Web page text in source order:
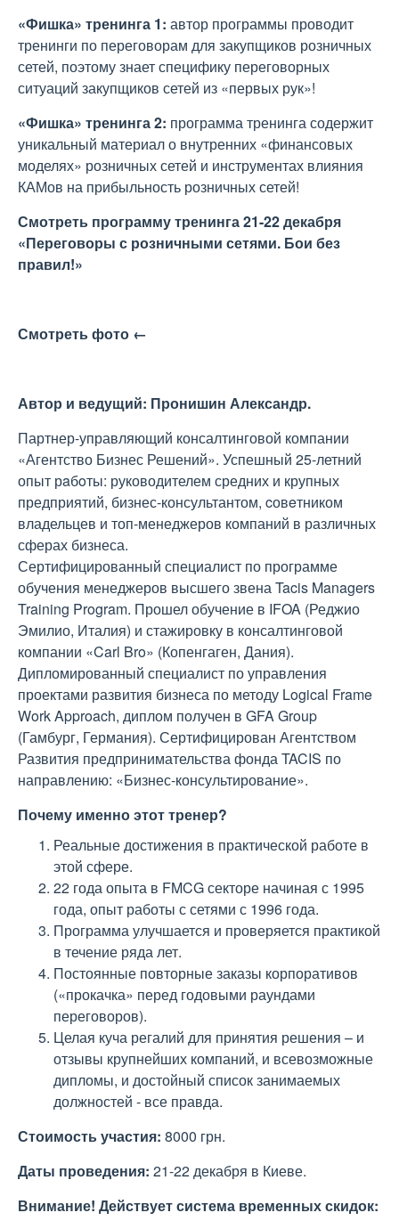
«Фишка» тренинга 1: автор программы проводит
тренинги по переговорам для закупщиков розничных
сетей, поэтому знает специфику переговорных
ситуаций закупщиков сетей из «первых рук»!
«Фишка» тренинга 2: программа тренинга содержит
уникальный материал о внутренних «финансовых
моделях» розничных сетей и инструментах влияния
КАМов на прибыльность розничных сетей!
Смотреть программу тренинга 21-22 декабря
«Переговоры с розничными сетями. Бои без
правил!»
Смотреть фото ←
Автор и ведущий: Пронишин Александр.
Партнер-управляющий консалтинговой компании
«Агентство Бизнес Решений». Успешный 25-летний
опыт рaбoты: руководителем средних и крупных
предприятий, бизнес-консультантом, cовeтником
владельцев и топ-менеджеров компаний в различных
сферах бизнеса.
Сертифицированный специалист по программе
обучения менеджеров высшего звена Tacis Managers
Training Program. Прошел обучение в IFOA (Реджио
Эмилио, Италия) и стажировку в консалтинговой
компании «Carl Bro» (Копенгаген, Дания).
Дипломированный специалист по управления
проектами развития бизнеса по методу Logical Frame
Work Approach, диплом получен в GFA Group
(Гамбург, Германия). Сертифицирован Агентством
Развития предпринимательства фонда TACIS по
направлению: «Бизнес-консультирование».
Почему именно этот тренер?
Реальные достижения в практической работе в
этой сфере.
22 года опыта в FMCG секторе начиная с 1995
года, опыт работы с сетями с 1996 года.
Программа улучшается и проверяется практикой
в течение ряда лет.
Постоянные повторные заказы корпоративов
(«прокачка» перед годовыми раундами
переговоров).
Целая куча регалий для принятия решения – и
отзывы крупнейших компаний, и всевозможные
дипломы, и достойный список занимаемых
должностей - все правда.
Стоимость участия: 8000 грн.
Даты проведения: 21-22 декабря в Киеве.
Внимание! Действует система временных скидок: